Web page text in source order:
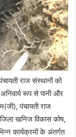
राज संस्थानों को
रूप से पानी और
पंचायती राज
खनिज विकास कोष,
कार्यक्रमों के अंतर्गत